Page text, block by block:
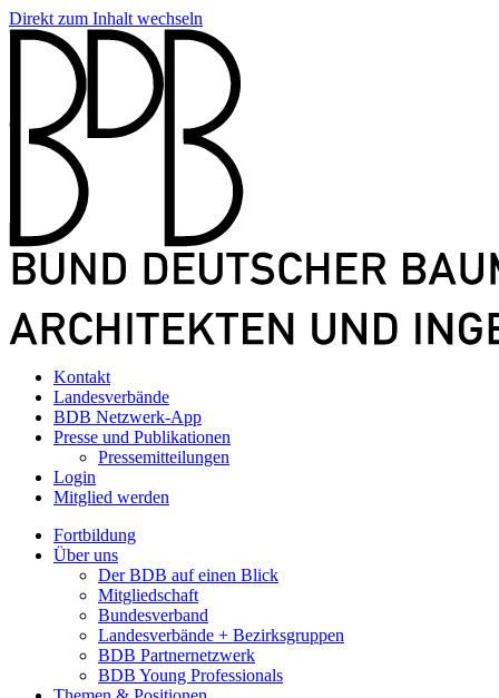
Direkt zum Inhalt wechseln
Kontakt
Landesverbände
BDB Netzwerk-App
Presse und Publikationen
Pressemitteilungen
Login
Mitglied werden
Fortbildung
Über uns
Der BDB auf einen Blick
Mitgliedschaft
Bundesverband
Landesverbände + Bezirksgruppen
BDB Partnernetzwerk
BDB Young Professionals